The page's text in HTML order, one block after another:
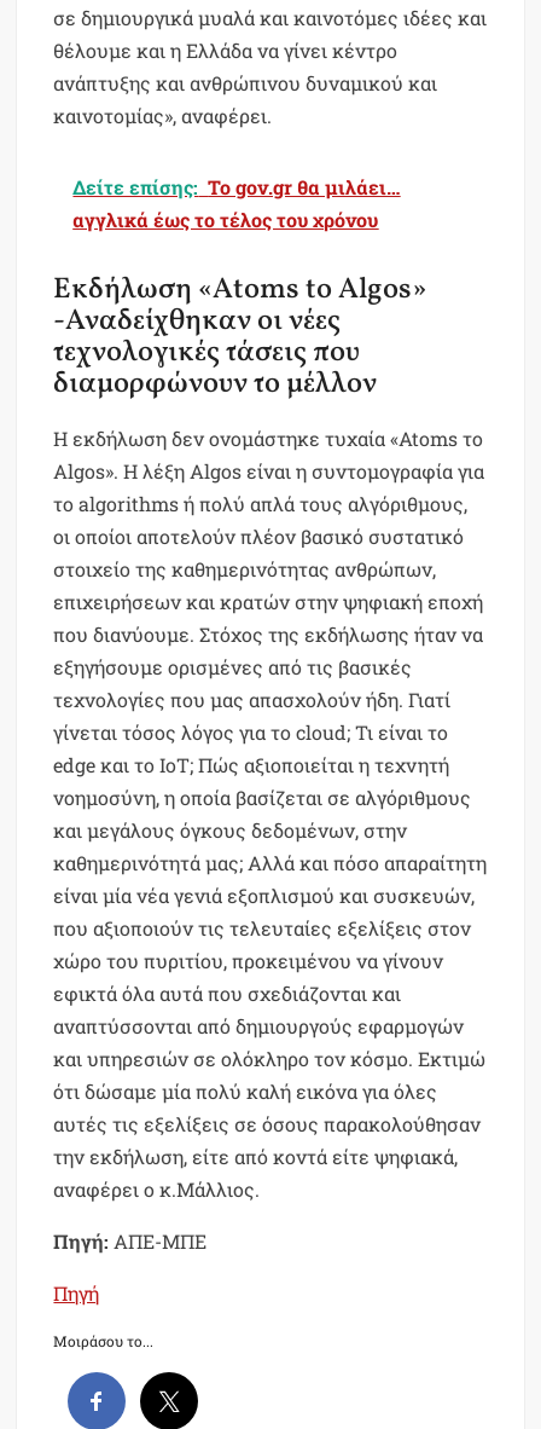
σε δημιουργικά μυαλά και καινοτόμες ιδέες και
θέλουμε και η Ελλάδα να γίνει κέντρο
ανάπτυξης και ανθρώπινου δυναμικού και
καινοτομίας», αναφέρει.
Δείτε επίσης: Το gov.gr θα μιλάει…
αγγλικά έως το τέλος του χρόνου
Εκδήλωση «Atoms to Algos»
-Αναδείχθηκαν οι νέες
τεχνολογικές τάσεις που
διαμορφώνουν το μέλλον
Η εκδήλωση δεν ονομάστηκε τυχαία «Atoms το
Algos». Η λέξη Algos είναι η συντομογραφία για
το algorithms ή πολύ απλά τους αλγόριθμους,
οι οποίοι αποτελούν πλέον βασικό συστατικό
στοιχείο της καθημερινότητας ανθρώπων,
επιχειρήσεων και κρατών στην ψηφιακή εποχή
που διανύουμε. Στόχος της εκδήλωσης ήταν να
εξηγήσουμε ορισμένες από τις βασικές
τεχνολογίες που μας απασχολούν ήδη. Γιατί
γίνεται τόσος λόγος για το cloud; Τι είναι το
edge και το IoΤ; Πώς αξιοποιείται η τεχνητή
νοημοσύνη, η οποία βασίζεται σε αλγόριθμους
και μεγάλους όγκους δεδομένων, στην
καθημερινότητά μας; Αλλά και πόσο απαραίτητη
είναι μία νέα γενιά εξοπλισμού και συσκευών,
που αξιοποιούν τις τελευταίες εξελίξεις στον
χώρο του πυριτίου, προκειμένου να γίνουν
εφικτά όλα αυτά που σχεδιάζονται και
αναπτύσσονται από δημιουργούς εφαρμογών
και υπηρεσιών σε ολόκληρο τον κόσμο. Εκτιμώ
ότι δώσαμε μία πολύ καλή εικόνα για όλες
αυτές τις εξελίξεις σε όσους παρακολούθησαν
την εκδήλωση, είτε από κοντά είτε ψηφιακά,
αναφέρει ο κ.Μάλλιος.
Πηγή: ΑΠΕ-ΜΠΕ
Πηγή
Μοιράσου το...